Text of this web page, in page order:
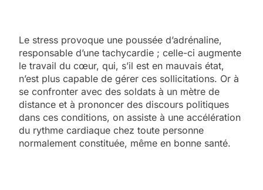
Le stress provoque une poussée d’adrénaline,
responsable d’une tachycardie ; celle-ci augmente
le travail du cœur, qui, s’il est en mauvais état,
n’est plus capable de gérer ces sollicitations. Or à
se confronter avec des soldats à un mètre de
distance et à prononcer des discours politiques
dans ces conditions, on assiste à une accélération
du rythme cardiaque chez toute personne
normalement constituée, même en bonne santé.